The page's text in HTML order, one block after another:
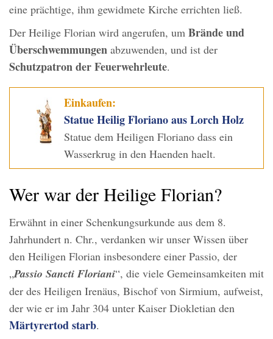
eine prächtige, ihm gewidmete Kirche errichten ließ.
Der Heilige Florian wird angerufen, um Brände und
Überschwemmungen abzuwenden, und ist der
Schutzpatron der Feuerwehrleute.
Einkaufen:
Statue Heilig Floriano aus Lorch Holz
Statue dem Heiligen Floriano dass ein
Wasserkrug in den Haenden haelt.
Wer war der Heilige Florian?
Erwähnt in einer Schenkungsurkunde aus dem 8.
Jahrhundert n. Chr., verdanken wir unser Wissen über
den Heiligen Florian insbesondere einer Passio, der
„Passio Sancti Floriani“, die viele Gemeinsamkeiten mit
der des Heiligen Irenäus, Bischof von Sirmium, aufweist,
der wie er im Jahr 304 unter Kaiser Diokletian den
Märtyrertod starb.